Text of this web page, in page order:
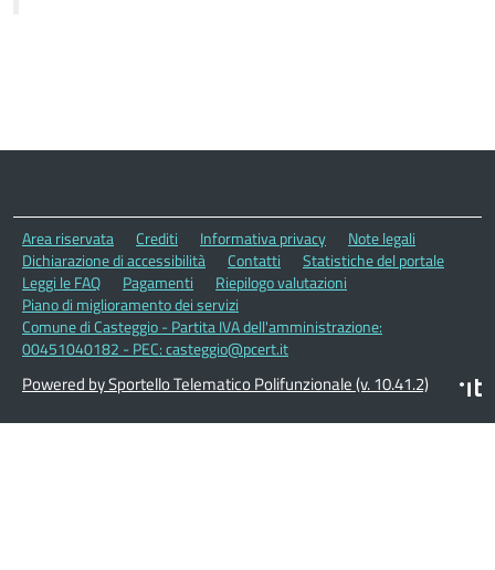
Area riservata Crediti Informativa privacy
Note legali
Dichiarazione di accessibilità
Contatti
Statistiche del portale
Leggi le FAQ
Pagamenti
Riepilogo valutazioni
Piano di miglioramento dei servizi
Comune di Casteggio - Partita IVA dell'amministrazione:
00451040182 - PEC: casteggio@pcert.it
Powered by Sportello Telematico Polifunzionale (v. 10.41.2)